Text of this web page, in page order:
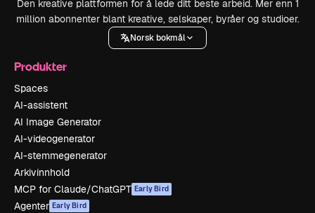
Den kreative plattformen for å lede ditt beste arbeid. Mer enn 1
million abonnenter blant kreative, selskaper, byråer og studioer.
Norsk bokmål
Produkter
Spaces
AI-assistent
AI Image Generator
AI-videogenerator
AI-stemmegenerator
Arkivinnhold
MCP for Claude/ChatGPT Early Bird
Agenter Early Bird